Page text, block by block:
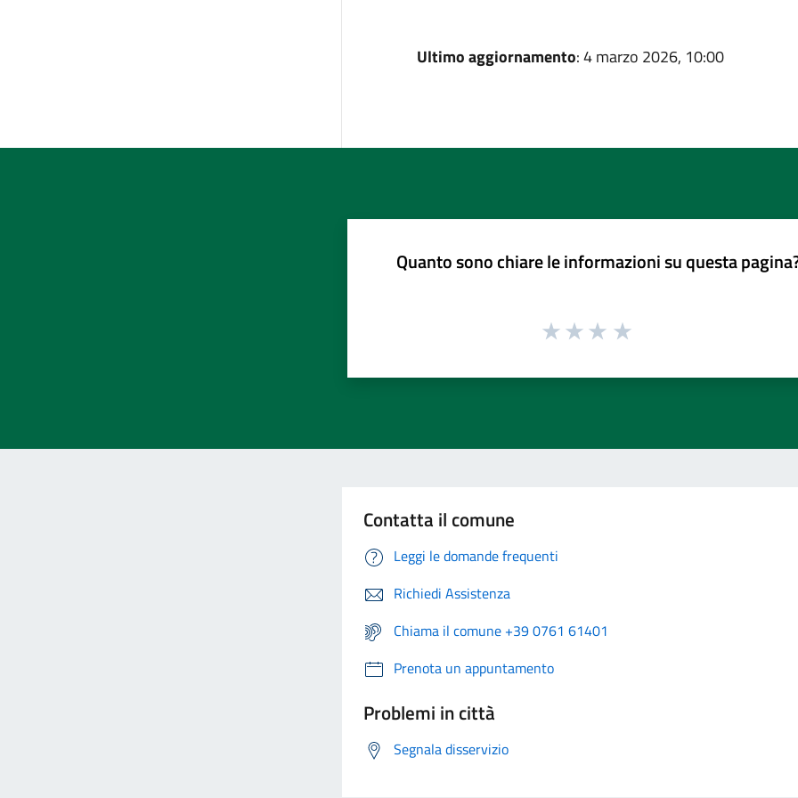
Ultimo aggiornamento: 4 marzo 2026, 10:00
Quanto sono chiare le informazioni su questa
Contatta il comune
Leggi le domande frequenti
Richiedi Assistenza
Chiama il comune +39 0761 61401
Prenota un appuntamento
Problemi in città
Segnala disservizio